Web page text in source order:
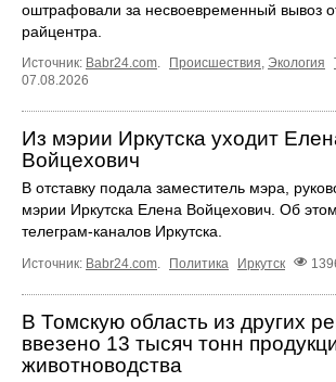
оштрафовали за несвоевременный вывоз
райцентра.
Источник: Babr24.com. Происшествия, Экология
07.08.2026
Из мэрии Иркутска уходит
Войцехович
В отставку подала заместитель мэра,
мэрии Иркутска Елена Войцехович. Об
телеграм‑каналов Иркутска.
Источник: Babr24.com Политика Иркутск
В Томскую область из других
ввезено 13 тысяч тонн
животноводства